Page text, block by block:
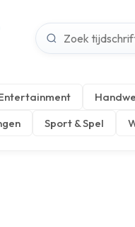
Sport & Spel